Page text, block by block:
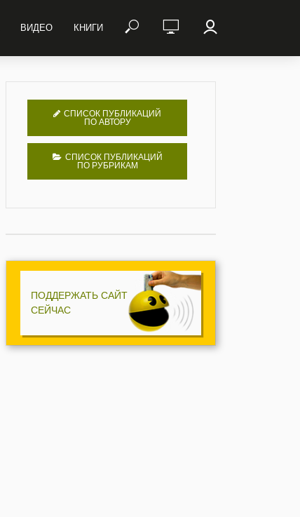
ВИДЕО КНИГИ
СПИСОК ПУБЛИКАЦИЙ
ПО АВТОРУ
СПИСОК ПУБЛИКАЦИЙ
ПО РУБРИКАМ
ПОДДЕРЖАТЬ САЙТ
СЕЙЧАС